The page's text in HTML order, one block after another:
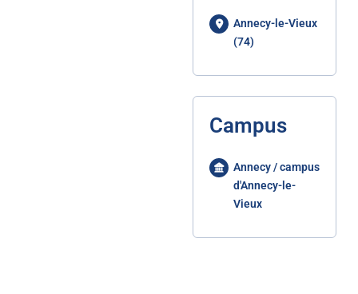
Annecy-le-Vieux
(74)
Campus
Annecy / campus
d'Annecy-le-
Vieux